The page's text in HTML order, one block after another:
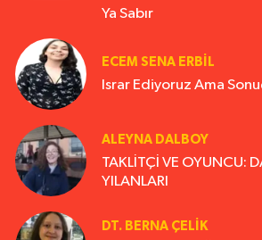
Ya Sabır
ECEM SENA ERBIL
Israr Ediyoruz Ama
ALEYNA DALBOY
TAKLİTÇİ VE OYUNCU:
YILANLARI
DT. BERNA ÇELIK